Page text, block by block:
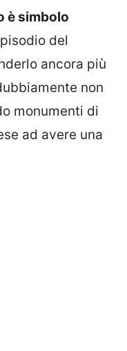
è simbolo
del
ancora più
non
monumenti di
ad avere una